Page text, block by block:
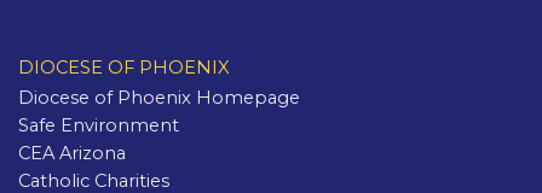
DIOCESE OF PHOENIX
Diocese of Phoenix Homepage
Safe Environment
CEA Arizona
Catholic Charities